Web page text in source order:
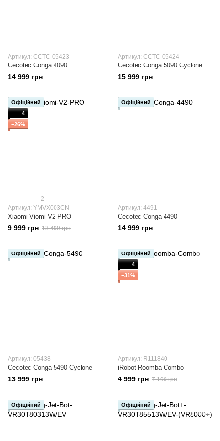
Артикул: CCTC-05423
Cecotec Conga 4090
14 999 грн
Артикул: CCTC-05424
Cecotec Conga 5090 Cyclone
15 999 грн
Офіційний
4
−26%
2
Артикул: YMVX003CN
Xiaomi Viomi V2 PRO
9 999 грн 13 499 грн
Офіційний
Артикул: 4491
Cecotec Conga 4490
14 999 грн
Офіційний
Артикул: 05438
Cecotec Conga 5490 Cyclone
13 999 грн
Офіційний
4
−31%
Артикул: R111840
iRobot Roomba Combo
4 999 грн 7 199 грн
Офіційний Офіційний